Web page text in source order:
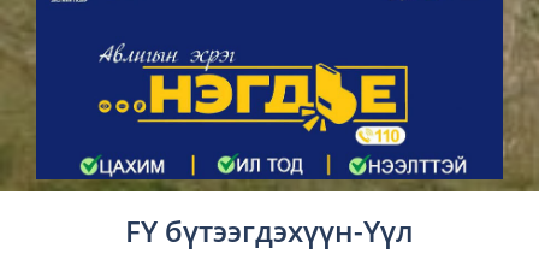
FY бүтээгдэхүүн-Үүл